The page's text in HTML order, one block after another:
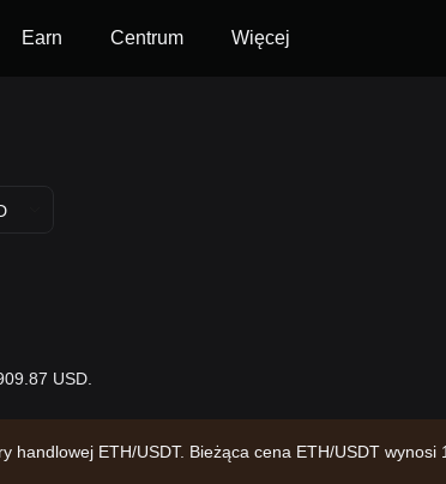
Earn Centrum Więcej
USD.
ETH/USDT. Bieżąca cena ETH/USDT wynosi